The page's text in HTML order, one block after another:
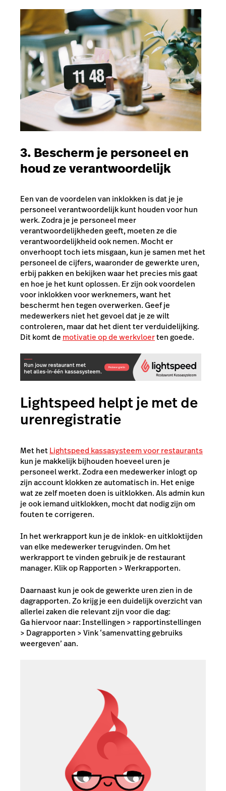
3. Bescherm je personeel en
houd ze verantwoordelijk
Een van de voordelen van inklokken is dat je je
personeel verantwoordelijk kunt houden voor hun
werk. Zodra je je personeel meer
verantwoordelijkheden geeft, moeten ze die
verantwoordelijkheid ook nemen. Mocht er
onverhoopt toch iets misgaan, kun je samen met het
personeel de cijfers, waaronder de gewerkte uren,
erbij pakken en bekijken waar het precies mis gaat
en hoe je het kunt oplossen. Er zijn ook voordelen
voor inklokken voor werknemers, want het
beschermt hen tegen overwerken. Geef je
medewerkers niet het gevoel dat je ze wilt
controleren, maar dat het dient ter verduidelijking.
Dit komt de motivatie op de werkvloerten goede.
Lightspeed helpt je met de
urenregistratie
Met hetLightspeed kassasysteem voor restaurants
kun je makkelijk bijhouden hoeveel uren je
personeel werkt. Zodra een medewerker inlogt op
zijn account klokken ze automatisch in. Het enige
wat ze zelf moeten doen is uitklokken. Als admin kun
je ook iemand uitklokken, mocht dat nodig zijn om
fouten te corrigeren.
In het werkrapport kun je de inklok- en uitkloktijden
van elke medewerker terugvinden. Om het
werkrapport te vinden gebruik je de restaurant
manager. Klik opRapporten > Werkrapporten.
Daarnaast kun je ook de gewerkte uren zien in de
dagrapporten. Zo krijg je een duidelijk overzicht van
allerlei zaken die relevant zijn voor die dag:
Ga hiervoor naar:Instellingen > rapportinstellingen
> Dagrapporten >Vink‘samenvatting gebruiks
weergeven’aan.